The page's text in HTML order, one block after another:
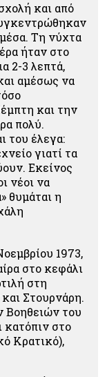
και από
Τη νύχτα
ήταν στο
2-3 λεπτά,
αμέσως να
και την
πολύ.
του έλεγα:
γιατί τα
Εκείνος
νέοι να
θυμάται η
1973,
στο κεφάλι
στη
Στουρνάρη.
του
στο
Κρατικό),